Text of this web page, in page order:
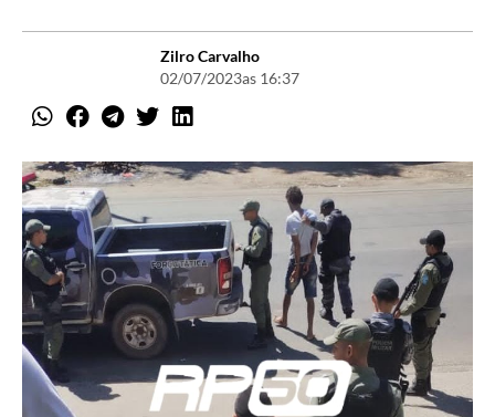
Zilro Carvalho
02/07/2023as 16:37